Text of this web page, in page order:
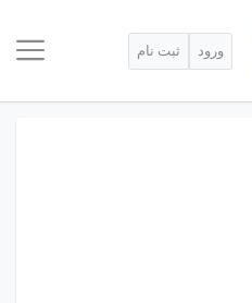
ورود ثبت نام